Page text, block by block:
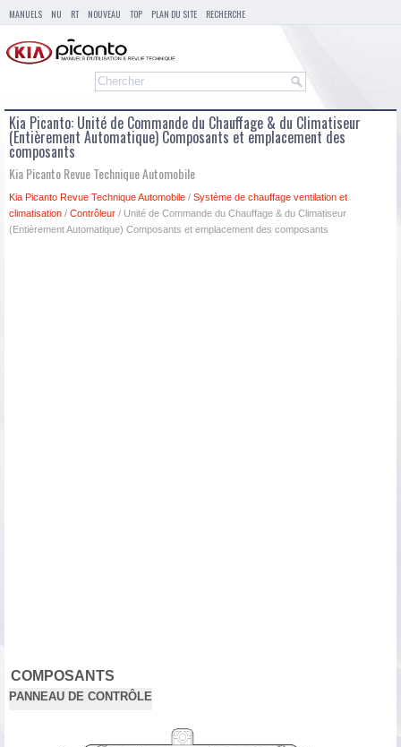
MANUELS NU RT NOUVEAU TOP PLAN DU SITE RECHERCHE
Kia Picanto: Unité de Commande du Chauffage & du Climatiseur
(Entièrement Automatique) Composants et emplacement des
composants
Kia Picanto Revue Technique Automobile
Kia Picanto Revue Technique Automobile / Système de chauffage ventilation et
climatisation / Contrôleur / Unité de Commande du Chauffage & du Climatiseur
(Entièrement Automatique) Composants et emplacement des composants
COMPOSANTS
PANNEAU DE CONTRÔLE